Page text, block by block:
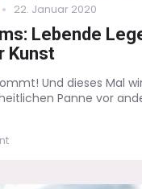
Posted
22. Januar 2020
Lebende
Kunst
Und dieses Mal
Panne vor
on